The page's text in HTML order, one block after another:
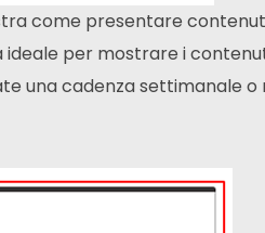
come presentare
ideale per mostrare i
una cadenza settimanale